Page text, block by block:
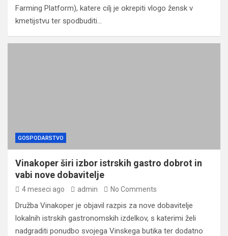
Farming Platform), katere cilj je okrepiti vlogo žensk v
kmetijstvu ter spodbuditi…
GOSPODARSTVO
Vinakoper širi izbor istrskih gastro dobrot in
vabi nove dobavitelje
4 meseci ago admin No Comments
Družba Vinakoper je objavil razpis za nove dobavitelje
lokalnih istrskih gastronomskih izdelkov, s katerimi želi
nadgraditi ponudbo svojega Vinskega butika ter dodatno